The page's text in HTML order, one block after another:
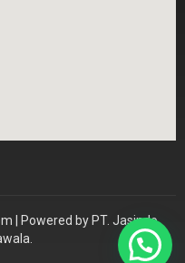
| Powered by PT. Jasindo
Sekarang